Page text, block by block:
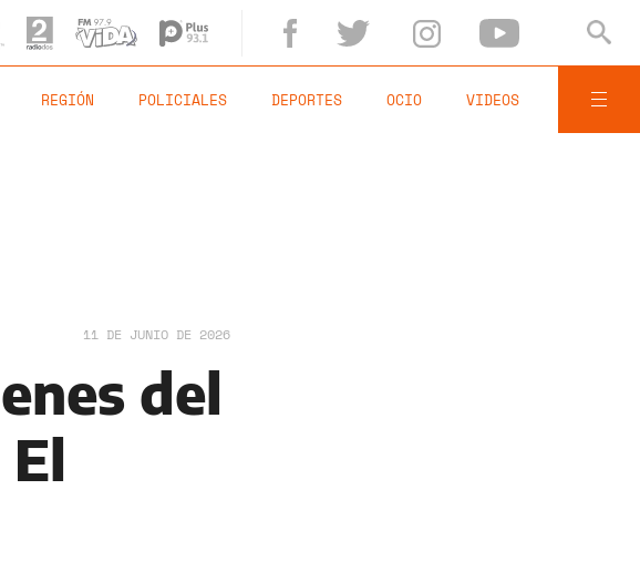
REGIÓN POLICIALES DEPORTES OCIO VIDEOS
11 DE JUNIO DE 2026
del